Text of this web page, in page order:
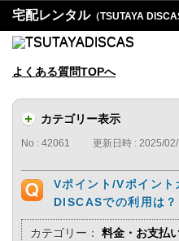
宅配レンタル（TSUTAYA
よくある質問TOPへ
カテゴリー表示
No : 42061 更新日時 : 2025/
Vポイント/Vポイント
DISCASでの利用は？
カテゴリー： 料金・お支払